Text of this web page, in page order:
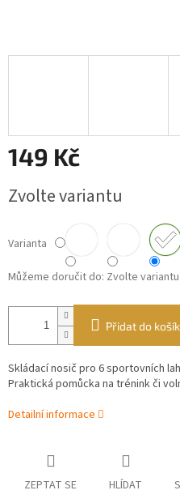
149 Kč
cena:
Zvolte variantu
Varianta
Můžeme doručit do: Zvolte variantu
Přidat do
Skládací nosič pro 6 sportovních
Praktická pomůcka na trénink či
Detailní informace
ZEPTAT SE HLÍDAT